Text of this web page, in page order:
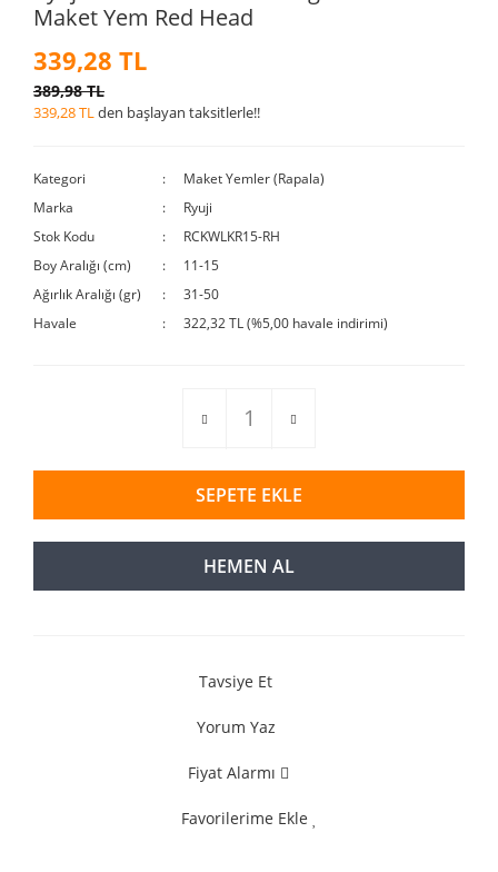
Maket Yem Red Head
339,28 TL
389,98 TL
339,28 TLden başlayan taksitlerle!!
Kategori
Maket Yemler (Rapala)
Marka
Ryuji
Stok Kodu
RCKWLKR15-RH
Boy Aralığı (cm)
11-15
Ağırlık Aralığı (gr)
31-50
Havale
322,32 TL (%5,00 havale indirimi)
SEPETE EKLE
HEMEN AL
Tavsiye Et
Yorum Yaz
Fiyat Alarmı
Favorilerime Ekle